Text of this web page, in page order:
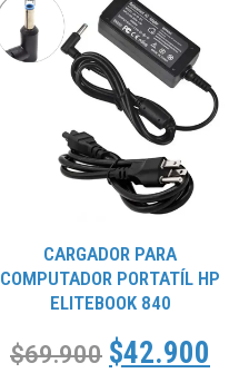
CARGADOR PARA
COMPUTADOR PORTATÍL HP
ELITEBOOK 840
$69.900 $42.900